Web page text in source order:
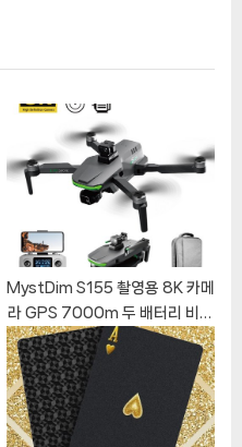
MystDim S155 촬영용 8K 카메
라 GPS 7000m 두 배터리 비행
시간 80분 접이식 전문급 드론